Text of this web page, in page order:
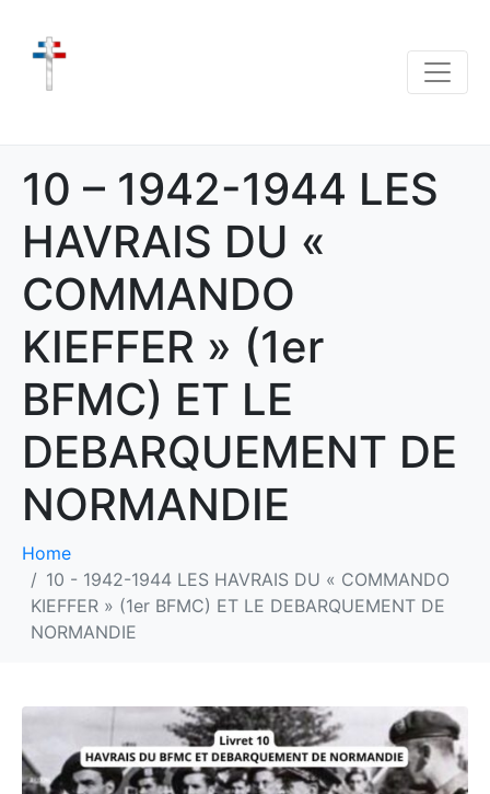
10 – 1942-1944 LES
HAVRAIS DU «
COMMANDO
KIEFFER » (1er
BFMC) ET LE
DEBARQUEMENT DE
NORMANDIE
Home
10 - 1942-1944 LES HAVRAIS DU « COMMANDO
KIEFFER » (1er BFMC) ET LE DEBARQUEMENT DE
NORMANDIE